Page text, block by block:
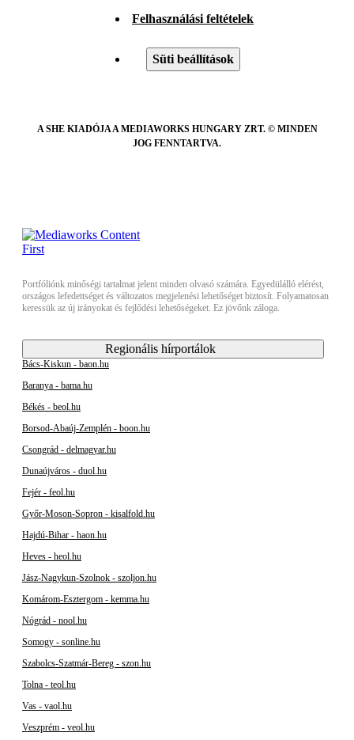
Felhasználási feltételek
Süti beállítások
A SHE KIADÓJA A MEDIAWORKS HUNGARY ZRT. © MINDEN
JOG FENNTARTVA.
Portfóliónk minőségi tartalmat jelent minden olvasó számára. Egyedülálló elérést,
országos lefedettséget és változatos megjelenési lehetőséget biztosít. Folyamatosan
keressük az új irányokat és fejlődési lehetőségeket. Ez jövőnk záloga.
Regionális hírportálok
Bács-Kiskun - baon.hu
Baranya - bama.hu
Békés - beol.hu
Borsod-Abaúj-Zemplén - boon.hu
Csongrád - delmagyar.hu
Dunaújváros - duol.hu
Fejér - feol.hu
Győr-Moson-Sopron - kisalfold.hu
Hajdú-Bihar - haon.hu
Heves - heol.hu
Jász-Nagykun-Szolnok - szoljon.hu
Komárom-Esztergom - kemma.hu
Nógrád - nool.hu
Somogy - sonline.hu
Szabolcs-Szatmár-Bereg - szon.hu
Tolna - teol.hu
Vas - vaol.hu
Veszprém - veol.hu